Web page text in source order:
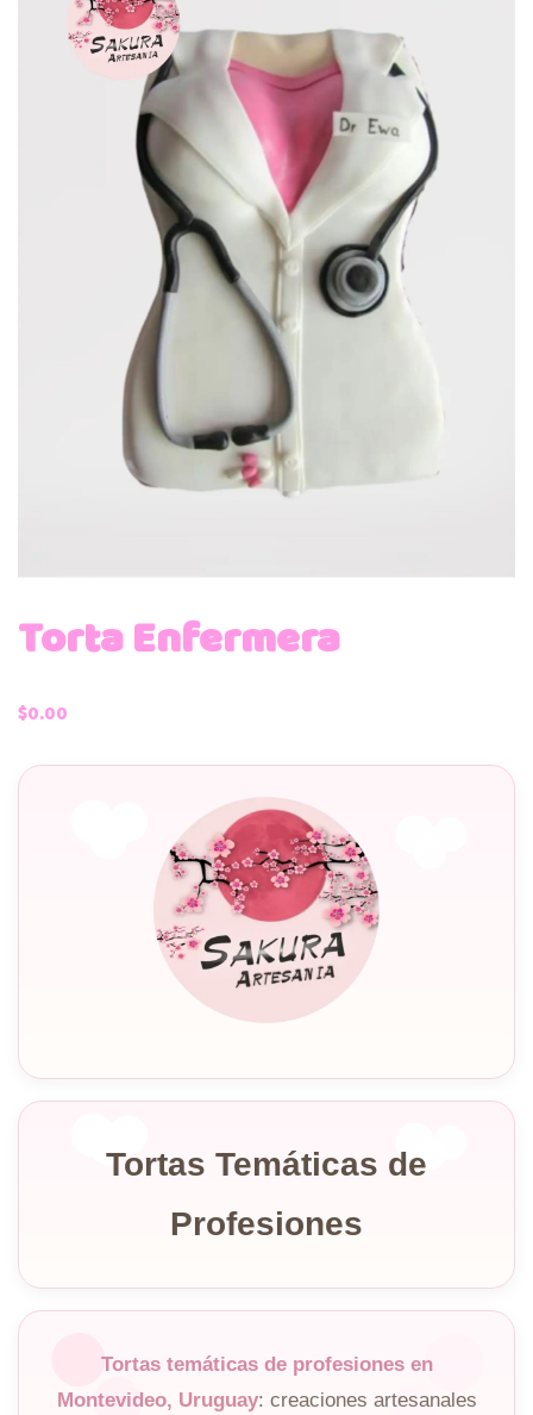
Torta Enfermera
$0.00
Tortas Temáticas de
Profesiones
Tortas temáticas de profesiones en
Montevideo, Uruguay: creaciones artesanales